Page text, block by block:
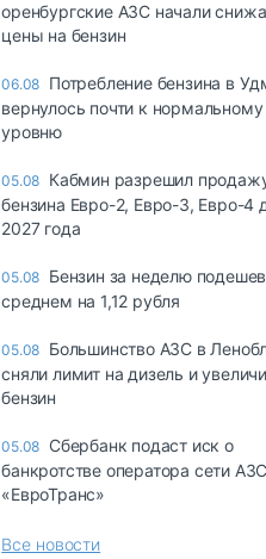
оренбургские АЗС начали
цены на бензин
06.08 Потребление бензина в
вернулось почти к нормальному
уровню
05.08 Кабмин разрешил
бензина Евро-2, Евро-3, Евро-4
2027 года
05.08 Бензин за неделю
среднем на 1,12 рубля
05.08 Большинство АЗС в
сняли лимит на дизель и
бензин
05.08 Сбербанк подаст иск о
банкротстве оператора сети АЗС
«ЕвроТранс»
Все новости